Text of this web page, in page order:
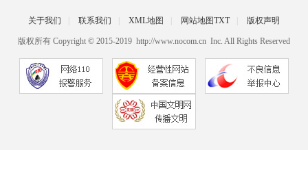
关于我们 联系我们 XML地图 网站地图TXT 版权声明
版权所有 Copyright © 2015-2019 http://www.nocom.cn Inc. All Rights Reserved